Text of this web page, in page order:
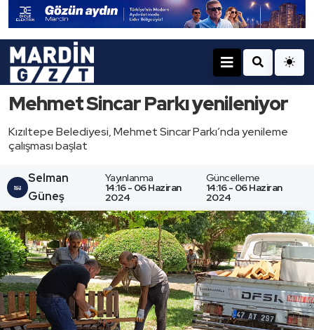
Mehmet Sincar Parkı yenileniyor
Kızıltepe Belediyesi, Mehmet Sincar Parkı’nda yenileme
çalışması başlat
Selman
Güneş
Yayınlanma
14:16 - 06 Haziran
2024
Güncelleme
14:16 - 06 Haziran
2024